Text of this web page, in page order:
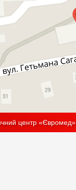
центр «Євромед»